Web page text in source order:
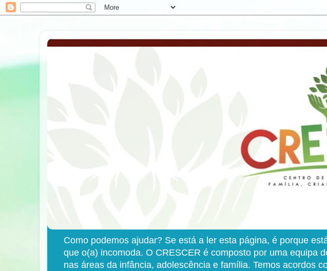
Como podemos ajudar? Se está a ler esta página, é porque
que o(a) incomoda. O CRESCER é composto por uma equipa
nas áreas da infância, adolescência e família. Temos acordos